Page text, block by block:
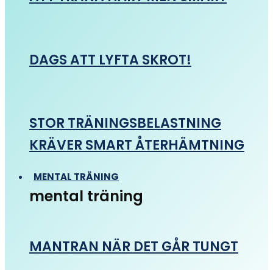
DAGS ATT LYFTA SKROT!
STOR TRÄNINGSBELASTNING
KRÄVER SMART ÅTERHÄMTNING
MENTAL TRÄNING
mental träning
MANTRAN NÄR DET GÅR TUNGT